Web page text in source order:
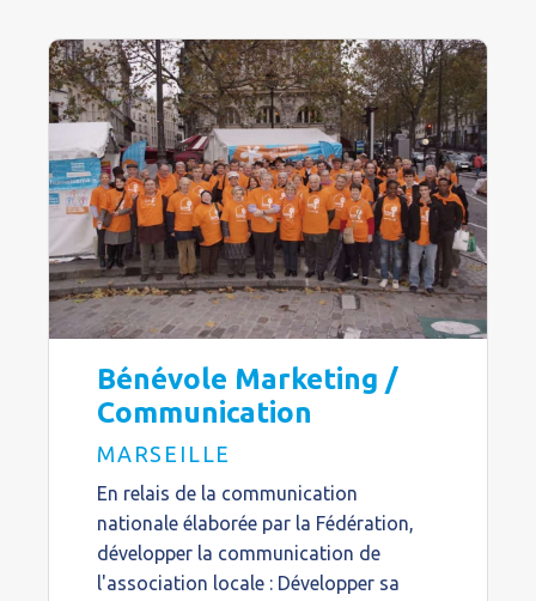
Bénévole Marketing /
Communication
MARSEILLE
En relais de la communication
nationale élaborée par la Fédération,
développer la communication de
l'association locale : Développer sa